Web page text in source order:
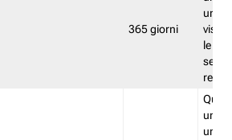
365 giorni
le
un